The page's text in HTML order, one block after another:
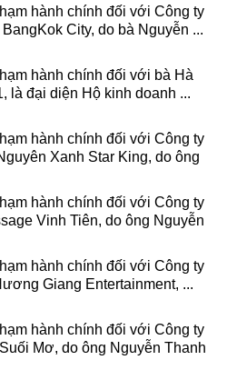
hành chính đối với Công ty
City, do bà Nguyễn ...
hành chính đối với bà Hà
là đại diện Hộ kinh doanh ...
hành chính đối với Công ty
Xanh Star King, do ông
hành chính đối với Công ty
Vinh Tiên, do ông Nguyễn
hành chính đối với Công ty
Giang Entertainment, ...
hành chính đối với Công ty
Mơ, do ông Nguyễn Thanh